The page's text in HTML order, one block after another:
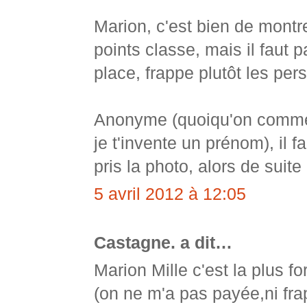
Marion, c'est bien de
points classe, mais il faut
place, frappe plutôt les
Anonyme (quoiqu'on
je t'invente un prénom), il
pris la photo, alors de
5 avril 2012 à 12:05
Castagne. a dit…
Marion Mille c'est la plus
(on ne m'a pas payée,ni